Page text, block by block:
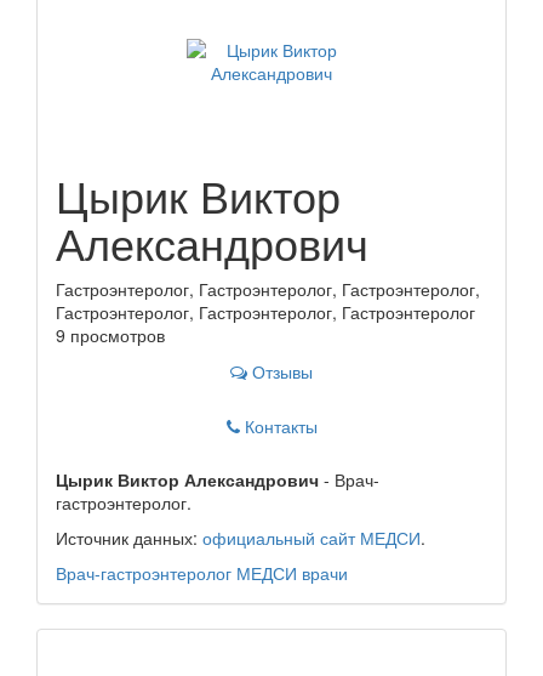
Цырик Виктор
Александрович
Гастроэнтеролог, Гастроэнтеролог, Гастроэнтеролог,
Гастроэнтеролог, Гастроэнтеролог, Гастроэнтеролог
9 просмотров
Отзывы
Контакты
Цырик Виктор Александрович - Врач-
гастроэнтеролог.
Источник данных: официальный сайт МЕДСИ.
Врач-гастроэнтеролог МЕДСИ врачи